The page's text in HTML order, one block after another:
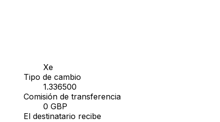
Xe
Tipo de cambio
1.336500
Comisión de transferencia
0 GBP
El destinatario recibe